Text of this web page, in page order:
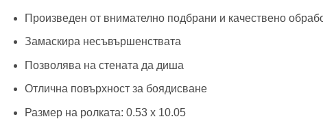
Произведен от внимателно подбрани и качествено
Замаскира несъвършенствата
Позволява на стената да диша
Отлична повърхност за боядисване
Размер на ролката: 0.53 х 10.05